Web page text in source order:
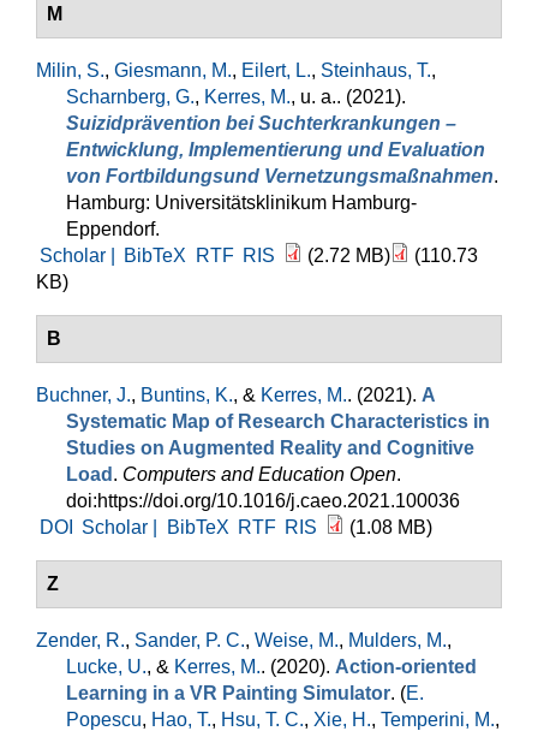
M
Milin, S., Giesmann, M., Eilert, L., Steinhaus, T.,
Scharnberg, G., Kerres, M., u. a.. (2021).
Suizidprävention bei Suchterkrankungen –
Entwicklung, Implementierung und Evaluation
von Fortbildungsund Vernetzungsmaßnahmen.
Hamburg: Universitätsklinikum Hamburg-
Eppendorf.
Scholar |
BibTeX RTF RIS (2.72 MB)
(110.73
KB)
B
Buchner, J., Buntins, K., & Kerres, M.. (2021). A
Systematic Map of Research Characteristics in
Studies on Augmented Reality and Cognitive
Load . Computers and Education Open.
doi:https://doi.org/10.1016/j.caeo.2021.100036
DOI
Scholar | BibTeX RTF RIS (1.08 MB)
Z
Zender, R., Sander, P. C., Weise, M., Mulders, M.,
Lucke, U., & Kerres, M.. (2020). Action-oriented
Learning in a VR Painting Simulator. (E.
Popescu, Hao, T., Hsu, T. C., Xie, H., Temperini, M.,